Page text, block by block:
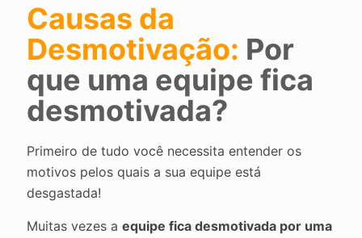
Causas da
Desmotivação: Por
que uma equipe fica
desmotivada?
Primeiro de tudo você necessita entender os
motivos pelos quais a sua equipe está
desgastada!
Muitas vezes a equipe fica desmotivada por uma